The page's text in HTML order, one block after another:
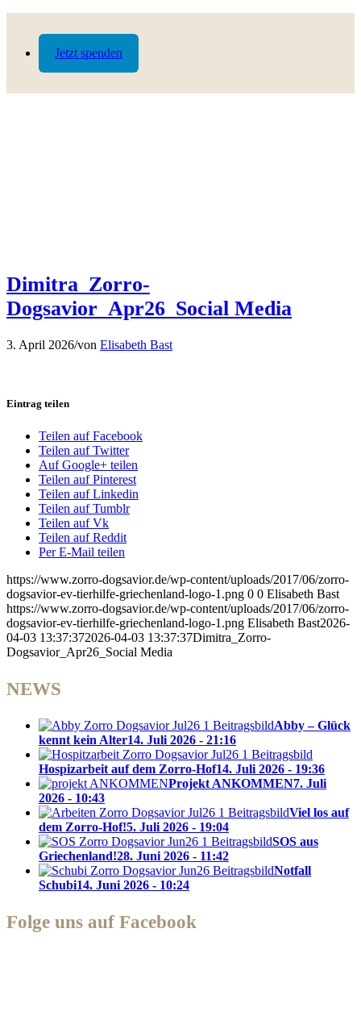
Jetzt spenden
Dimitra_Zorro-
Dogsavior_Apr26_Social Media
3. April 2026/von Elisabeth Bast
Eintrag teilen
Teilen auf Facebook
Teilen auf Twitter
Auf Google+ teilen
Teilen auf Pinterest
Teilen auf Linkedin
Teilen auf Tumblr
Teilen auf Vk
Teilen auf Reddit
Per E-Mail teilen
https://www.zorro-dogsavior.de/wp-content/uploads/2017/06/zorro-
dogsavior-ev-tierhilfe-griechenland-logo-1.png 0 0 Elisabeth Bast
https://www.zorro-dogsavior.de/wp-content/uploads/2017/06/zorro-
dogsavior-ev-tierhilfe-griechenland-logo-1.png Elisabeth Bast2026-
04-03 13:37:372026-04-03 13:37:37Dimitra_Zorro-
Dogsavior_Apr26_Social Media
NEWS
Abby – Glück
kennt kein Alter14. Juli 2026 - 21:16
Hospizarbeit auf dem Zorro-Hof14. Juli 2026 - 19:36
Projekt ANKOMMEN7. Juli
2026 - 10:43
Viel los auf
dem Zorro-Hof!5. Juli 2026 - 19:04
SOS aus
Griechenland!28. Juni 2026 - 11:42
Notfall
Schubi14. Juni 2026 - 10:24
Folge uns auf Facebook